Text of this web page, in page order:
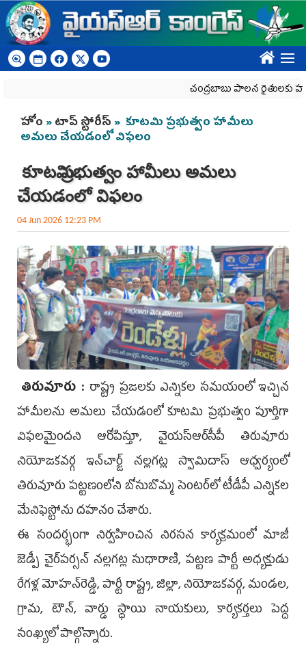
Skip to main content
????
చంద్రబాబు పాలన రైతులకు హానికరం
You are here
హోం »టాప్ స్టోరీస్» కూటమి ప్రభుత్వం హామీలు
అమలు చేయడంలో విఫలం
కూటమి ప్రభుత్వం హామీలు అమలు
చేయడంలో విఫలం
04 Jun 2026 12:23 PM
తిరువూరు :రాష్ట్ర ప్రజలకు ఎన్నికల సమయంలో ఇచ్చిన
హామీలను అమలు చేయడంలో కూటమి ప్రభుత్వం పూర్తిగా
విఫలమైందని ఆరోపిస్తూ, వైయ‌స్ఆర్‌సీపీ తిరువూరు
నియోజకవర్గ ఇన్‌చార్జ్ నల్లగట్ల స్వామిదాస్ ఆధ్వర్యంలో
తిరువూరు పట్టణంలోని బోసుబొమ్మ సెంటర్‌లో టీడీపీ ఎన్నికల
మేనిఫెస్టోను దహనం చేశారు.
ఈ సందర్భంగా నిర్వహించిన నిరసన కార్యక్రమంలో మాజీ
జెడ్పీ చైర్‌పర్సన్ నల్లగట్ల సుధారాణి, పట్టణ పార్టీ అధ్యక్షుడు
రేగళ్ల మోహన్‌రెడ్డి, పార్టీ రాష్ట్ర, జిల్లా, నియోజకవర్గ, మండల,
గ్రామ, టౌన్, వార్డు స్థాయి నాయకులు, కార్యకర్తలు పెద్ద
సంఖ్యలో పాల్గొన్నారు.